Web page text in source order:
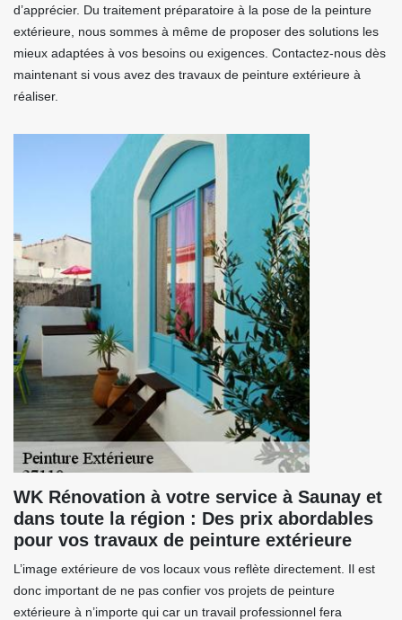
d’apprécier. Du traitement préparatoire à la pose de la peinture
extérieure, nous sommes à même de proposer des solutions les
mieux adaptées à vos besoins ou exigences. Contactez-nous dès
maintenant si vous avez des travaux de peinture extérieure à
réaliser.
WK Rénovation à votre service à Saunay et
dans toute la région : Des prix abordables
pour vos travaux de peinture extérieure
L’image extérieure de vos locaux vous reflète directement. Il est
donc important de ne pas confier vos projets de peinture
extérieure à n’importe qui car un travail professionnel fera